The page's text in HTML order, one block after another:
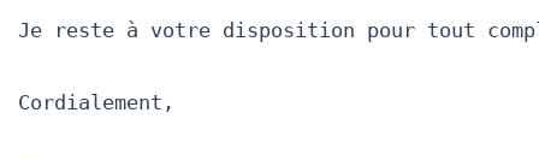
Je reste à votre disposition pour tout
Cordialement,